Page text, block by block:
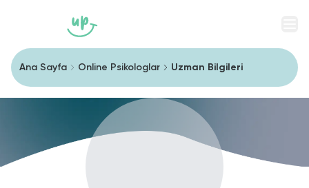
Ana Sayfa Online Psikologlar Uzman Bilgileri